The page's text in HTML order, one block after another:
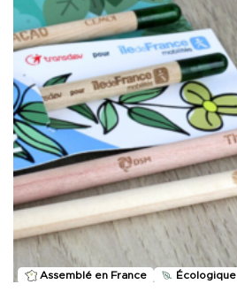
Assemblé en France Écologique